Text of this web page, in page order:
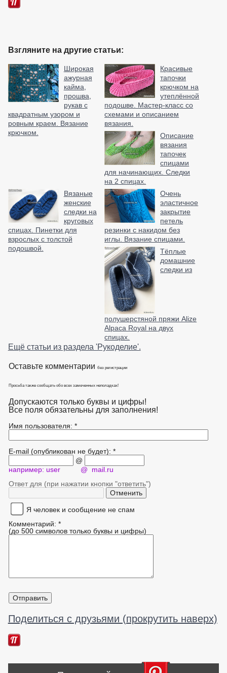
Взгляните на другие статьи:
Широкая
ажурная
кайма,
прошва,
рукав с
квадратным узором и
ровным краем. Вязание
крючком.
Красивые
тапочки
крючком на
утеплённой
подошве. Мастер-класс со
схемами и описанием
вязания.
Описание
вязания
тапочек
спицами
для начинающих. Следки
на 2 спицах.
Вязаные
женские
следки на
круговых
спицах. Пинетки для
взрослых с толстой
подошвой.
Очень
эластичное
закрытие
петель
резинки с накидом без
иглы. Вязание спицами.
Тёплые
домашние
следки из
полушерстяной пряжи Alize
Alpaca Royal на двух
спицах.
Ещё статьи из раздела 'Рукоделие'.
Оставьте комментарии без регистрации
Просьба также сообщать обо всех замеченных неполадках!
Допускаются только буквы и цифры!
Все поля обязательны для заполнения!
Имя пользователя: *
E-mail (опубликован не будет): *
@
например: user @ mail.ru
Ответ для (при нажатии кнопки "ответить")
Я человек и сообщение не спам
Комментарий: *
(до 500 символов только буквы и цифры)
Поделиться с друзьями (прокрутить наверх)